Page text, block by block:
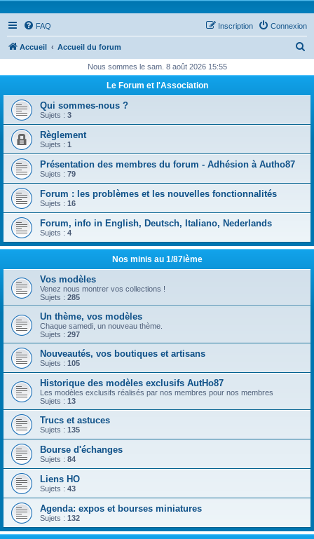
FAQ Connexion
Inscription
Accueil Accueil du forum
h
Nous sommes le sam. 8 août 2026 15:55
Le Forum et l'Association
Qui sommes-nous ?
Sujets : 3
Règlement
Sujets : 1
Présentation des membres du forum - Adhésion à Autho87
Sujets : 79
Forum : les problèmes et les nouvelles fonctionnalités
Sujets : 16
Forum, info in English, Deutsch, Italiano, Nederlands
Sujets : 4
Nos minis au 1/87ième
Vos modèles
Venez nous montrer vos collections !
Sujets : 285
Un thème, vos modèles
Chaque samedi, un nouveau thème.
Sujets : 297
Nouveautés, vos boutiques et artisans
Sujets : 105
Historique des modèles exclusifs AutHo87
Les modèles exclusifs réalisés par nos membres pour nos membres
Sujets : 13
Trucs et astuces
Sujets : 135
Bourse d'échanges
Sujets : 84
Liens HO
Sujets : 43
Agenda: expos et bourses miniatures
Sujets : 132